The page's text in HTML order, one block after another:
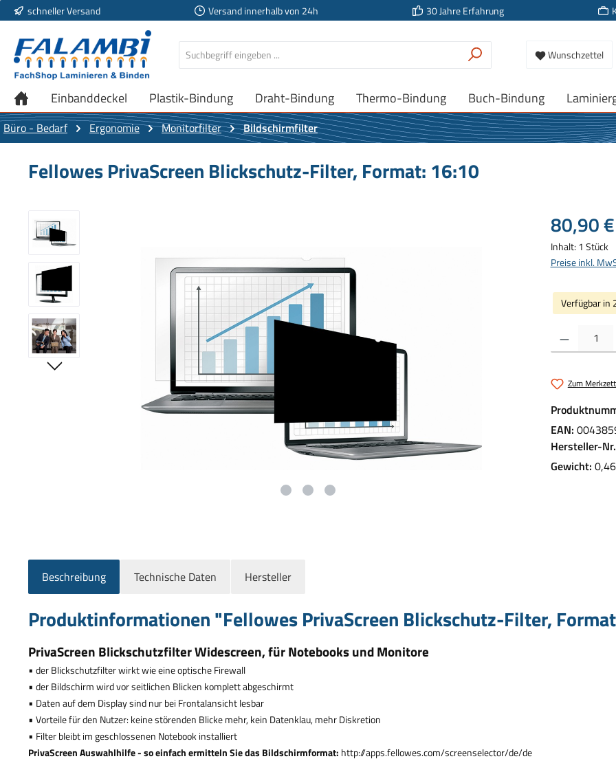
Hauptinhalt springen
Zur Suche springen
Zur Hauptnavigation springen
schneller Versand Versand innerhalb von 24h 30 Jahre Erfahrung
Wunschzettel
Einbanddeckel Plastik-Bindung Draht-Bindung Thermo-Bindung Buch-Bindung
Büro - Bedarf Ergonomie Monitorfilter Bildschirmfilter
Fellowes PrivaScreen Blickschutz-Filter, Format: 16:10
Bildergalerie überspringen Regulärer Preis:
80,90 €
Inhalt: 1 Stück
Preise inkl.
Verfügbar in
Produkt
Zum
EAN:
Hersteller-
Gewicht:
Beschreibung Technische Daten Hersteller
Produktinformationen "Fellowes PrivaScreen Blickschutz-Filter,
PrivaScreen Blickschutzfilter Widescreen, für Notebooks und Monitore
• der Blickschutzfilter wirkt wie eine optische Firewall
• der Bildschirm wird vor seitlichen Blicken komplett abgeschirmt
• Daten auf dem Display sind nur bei Frontalansicht lesbar
• Vorteile für den Nutzer: keine störenden Blicke mehr, kein Datenklau, mehr Diskretion
• Filter bleibt im geschlossenen Notebook installiert
PrivaScreen Auswahlhilfe - so einfach ermitteln Sie das Bildschirmformat: http://apps.fellowes.com/screenselector/de/de